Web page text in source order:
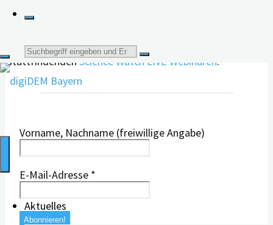
Suche
nach:
Aktuelles
Zudem erhalten Sie nach Anmeldung zu unserem
Newsletter auch die Einladungen zu unseren regelmäßig
stattfindendenScience Watch LIVE Webinaren.
Vorname, Nachname (freiwillige Angabe)
E-Mail-Adresse *